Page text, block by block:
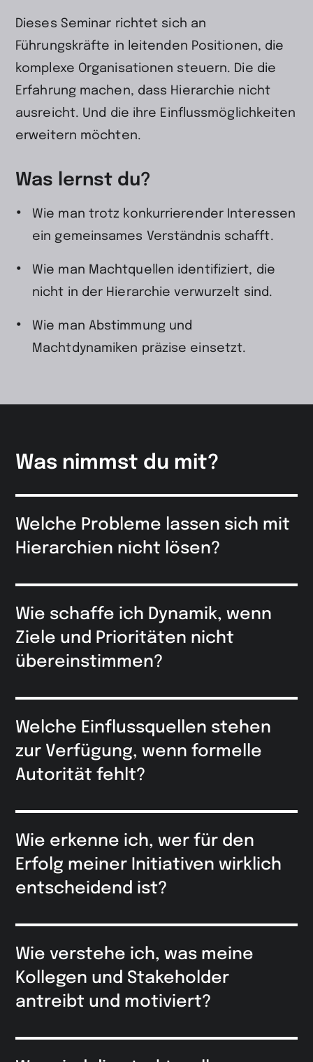
Dieses Seminar richtet sich an
Führungskräfte in leitenden Positionen, die
komplexe Organisationen steuern. Die die
Erfahrung machen, dass Hierarchie nicht
ausreicht. Und die ihre Einflussmöglichkeiten
erweitern möchten.
Was lernst du?
Wie man trotz konkurrierender Interessen
ein gemeinsames Verständnis schafft.
Wie man Machtquellen identifiziert, die
nicht in der Hierarchie verwurzelt sind.
Wie man Abstimmung und
Machtdynamiken präzise einsetzt.
Was nimmst du mit?
Welche Probleme lassen sich mit
Hierarchien nicht lösen?
Wie schaffe ich Dynamik, wenn
Ziele und Prioritäten nicht
übereinstimmen?
Welche Einflussquellen stehen
zur Verfügung, wenn formelle
Autorität fehlt?
Wie erkenne ich, wer für den
Erfolg meiner Initiativen wirklich
entscheidend ist?
Wie verstehe ich, was meine
Kollegen und Stakeholder
antreibt und motiviert?